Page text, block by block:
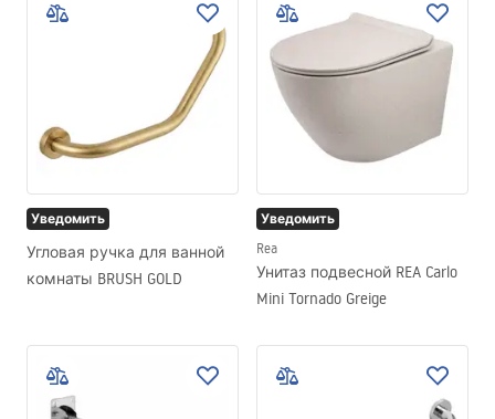
Уведомить
Угловая ручка для ванной
комнаты BRUSH GOLD
Уведомить
Rea
Унитаз подвесной REA Carlo
Mini Tornado Greige